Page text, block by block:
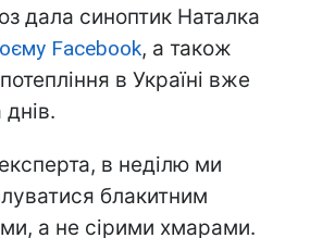
дала синоптик Наталка
Facebook, а також
в Україні вже
днів.
в неділю ми
блакитним
а не сірими хмарами.